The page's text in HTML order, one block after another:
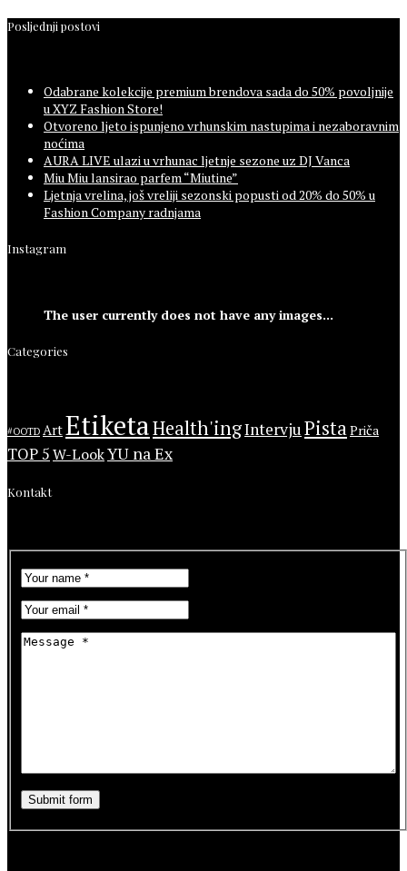
Posljednji postovi
Odabrane kolekcije premium brendova sada do 50% povoljnije
u XYZ Fashion Store!
Otvoreno ljeto ispunjeno vrhunskim nastupima i nezaboravnim
noćima
AURA LIVE ulazi u vrhunac ljetnje sezone uz DJ Vanca
Miu Miu lansirao parfem “Miutine”
Ljetnja vrelina, još vreliji sezonski popusti od 20% do 50% u
Fashion Company radnjama
Instagram
The user currently does not have any images...
Categories
#OOTD ArtEtiketaHealth'ingIntervjuPistaPriča
TOP 5W-LookYU na Ex
Kontakt